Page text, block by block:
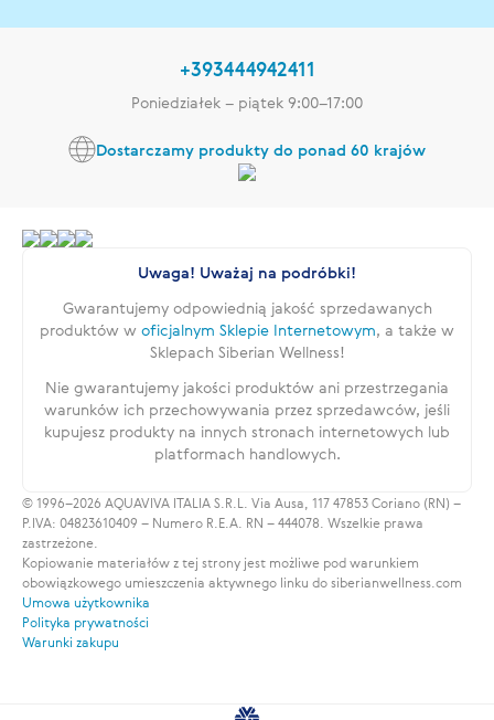
+393444942411
Poniedziałek – piątek 9:00–17:00
Dostarczamy produkty do ponad 60 krajów
Uwaga! Uważaj na podróbki!
Gwarantujemy odpowiednią jakość sprzedawanych
produktów w oficjalnym Sklepie Internetowym, a także w
Sklepach Siberian Wellness!
Nie gwarantujemy jakości produktów ani przestrzegania
warunków ich przechowywania przez sprzedawców, jeśli
kupujesz produkty na innych stronach internetowych lub
platformach handlowych.
© 1996–2026 AQUAVIVA ITALIA S.R.L. Via Ausa, 117 47853 Coriano (RN) –
P.IVA: 04823610409 – Numero R.E.A. RN – 444078. Wszelkie prawa
zastrzeżone.
Kopiowanie materiałów z tej strony jest możliwe pod warunkiem
obowiązkowego umieszczenia aktywnego linku do siberianwellness.com
Umowa użytkownika
Polityka prywatności
Warunki zakupu